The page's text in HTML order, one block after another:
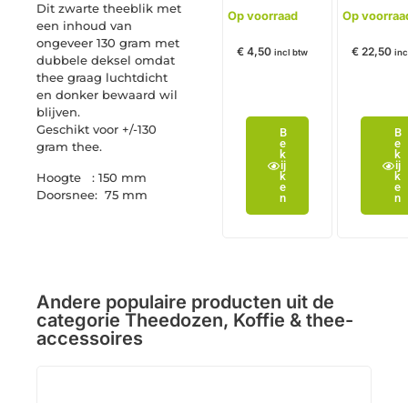
Dit zwarte theeblik met
een inhoud van
ongeveer 130 gram met
dubbele deksel omdat
thee graag luchtdicht
en donker bewaard wil
blijven.
Geschikt voor +/-130
gram thee.
Hoogte : 150 mm
Doorsnee: 75 mm
Op voorraad
€ 4,50 incl btw
B
e
k
ij
k
e
n
Op
€22,50
B
e
k
ij
k
e
n
Andere populaire producten uit de
categorie Theedozen, Koffie & thee-
accessoires